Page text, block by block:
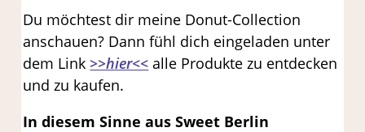
Du möchtest dir meine Donut-Collection
anschauen? Dann fühl dich eingeladen unter
dem Link >>hier<< alle Produkte zu entdecken
und zu kaufen.
In diesem Sinne aus Sweet Berlin